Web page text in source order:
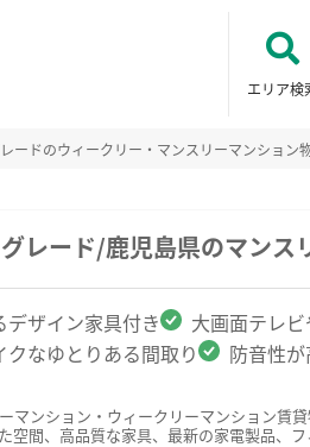
エリア検
ードのウィークリー・マンスリーマンション
レード/鹿児島県のマン
デザイン家具付き 大画面テレ
クなゆとりある間取り
防音性
マンション・ウィークリーマンション
空間、高品質な家具、最新の家電製品、